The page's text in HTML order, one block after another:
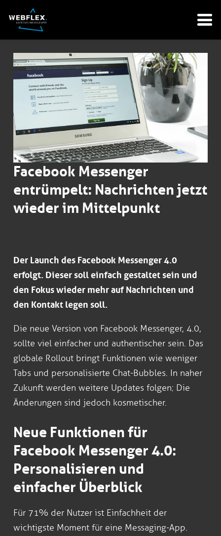
Facebook Messenger
entrümpelt: Nachrichten jetzt
wieder im Mittelpunkt
Der Launch des Facebook Messenger 4.0
erfolgt. Dieser soll einfach gestaltet sein und
den Fokus wieder mehr auf Nachrichten und
den Kontakt legen soll.
Die neue Version von Facebook Messenger, 4.0,
sollte viel einfacher und authentischer sein. Das
globale Rollout bringt Funktionen wie weniger
Tabs und personalisierte Chat-Bubbles. In naher
Zukunft werden weitere Updates folgen; Die
Änderungen sind jedoch kosmetischer.
Neue Funktionen für
Facebook Messenger 4.0:
Personalisieren und
einfacher Überblick
Für 71% der Nutzer ist Einfachheit der
wichtigste Moment für eine Messaging-App.